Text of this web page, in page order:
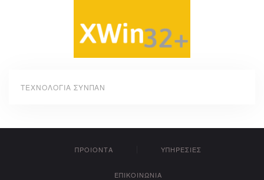
ΤΕΧΝΟΛΟΓΙΑ ΣΥΝΠΑΝ
ΠΡΟΙΟΝΤΑ ΥΠΗΡΕΣΙΕΣ
ΕΠΙΚΟΙΝΩΝΙΑ